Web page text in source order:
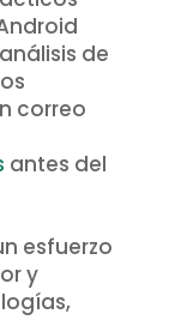
de
correo
antes del
esfuerzo
y